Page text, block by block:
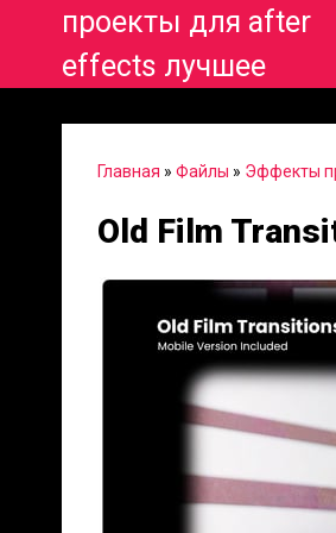
проекты для after
effects лучшее
Главная » Файлы » Эффекты
Old Film